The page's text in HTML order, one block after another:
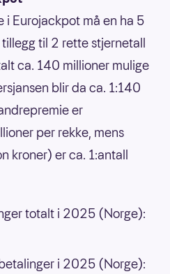
i Eurojackpot må en ha 5
til 2 rette stjernetall
ca. 140 millioner mulige
blir da ca. 1:140
er
per rekke, mens
kroner) er ca. 1:antall
totalt i 2025 (Norge):
i 2025 (Norge):